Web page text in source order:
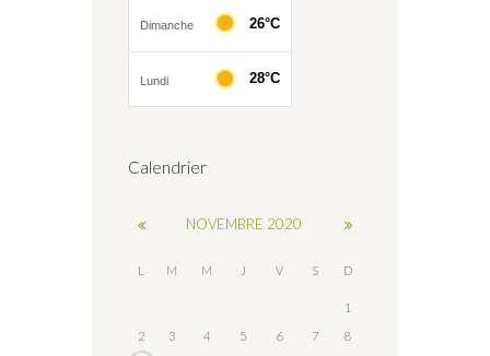
Calendrier
NOVEMBRE 2020
L M M J V S D
1
2
3 4 5 6 7 8